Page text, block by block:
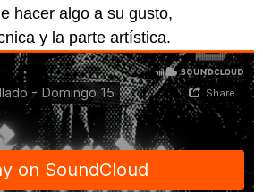
hacer algo a su gusto,
y la parte artística.